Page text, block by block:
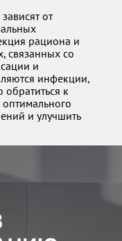
от
рациона и
связанных со
и
инфекции,
к
и улучшить